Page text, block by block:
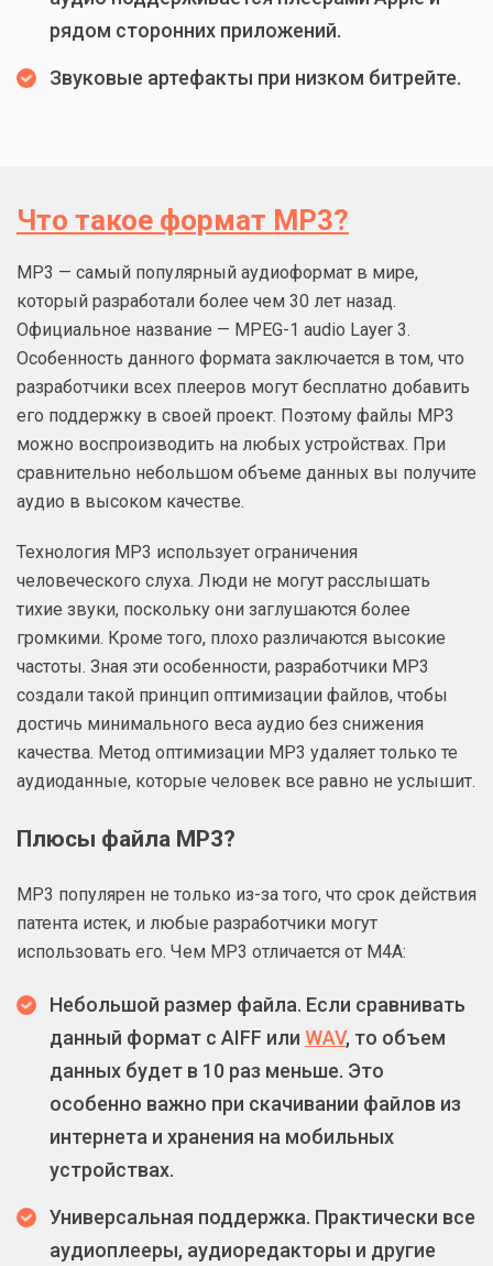
рядом сторонних приложений.
Звуковые артефакты при низком битрейте.
Что такое формат MP3?
MP3 — самый популярный аудиоформат в мире,
который разработали более чем 30 лет назад.
Официальное название — MPEG-1 audio Layer 3.
Особенность данного формата заключается в том, что
разработчики всех плееров могут бесплатно добавить
его поддержку в своей проект. Поэтому файлы МР3
можно воспроизводить на любых устройствах. При
сравнительно небольшом объеме данных вы получите
аудио в высоком качестве.
Технология МР3 использует ограничения
человеческого слуха. Люди не могут расслышать
тихие звуки, поскольку они заглушаются более
громкими. Кроме того, плохо различаются высокие
частоты. Зная эти особенности, разработчики МР3
создали такой принцип оптимизации файлов, чтобы
достичь минимального веса аудио без снижения
качества. Метод оптимизации МР3 удаляет только те
аудиоданные, которые человек все равно не услышит.
Плюсы файла MP3?
МР3 популярен не только из-за того, что срок действия
патента истек, и любые разработчики могут
использовать его. Чем MP3 отличается от M4A:
Небольшой размер файла. Если сравнивать
данный формат с AIFF или WAV, то объем
данных будет в 10 раз меньше. Это
особенно важно при скачивании файлов из
интернета и хранения на мобильных
устройствах.
Универсальная поддержка. Практически все
аудиоплееры, аудиоредакторы и другие